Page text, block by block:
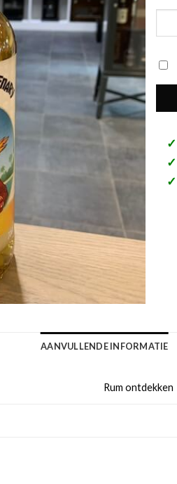
✓
✓
✓
AANVULLENDE INFORMATIE
Rum ontdekken